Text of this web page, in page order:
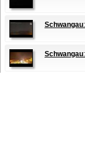
Schwangau
Schwangau